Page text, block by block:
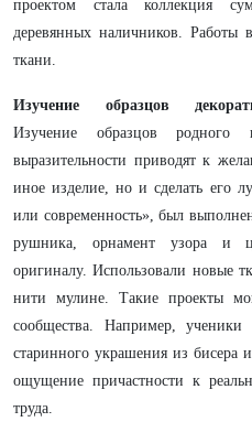
проектом стала коллекция
деревянных наличников. Работы
ткани.
Изучение образцов
Изучение образцов родного
выразительности приводят к
иное изделие, но и сделать его
или современность», был
рушника, орнамент узора и
оригиналу. Использовали новые
нити мулине. Такие проекты
сообщества. Например,
старинного украшения из
ощущение причастности к
труда.